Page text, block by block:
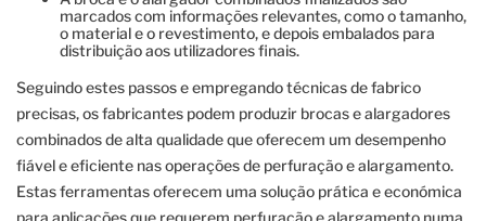
marcados com informações relevantes, como o tamanho,
o material e o revestimento, e depois embalados para
distribuição aos utilizadores finais.
Seguindo estes passos e empregando técnicas de fabrico
precisas, os fabricantes podem produzir brocas e alargadores
combinados de alta qualidade que oferecem um desempenho
fiável e eficiente nas operações de perfuração e alargamento.
Estas ferramentas oferecem uma solução prática e económica